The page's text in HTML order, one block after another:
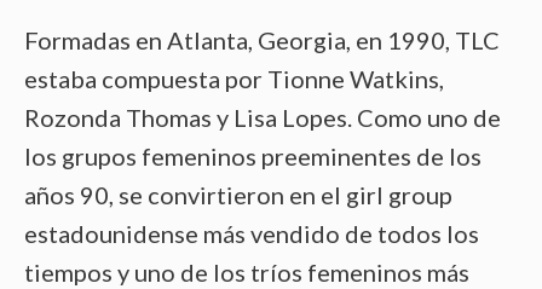
Formadas en Atlanta, Georgia, en 1990, TLC
estaba compuesta por Tionne Watkins,
Rozonda Thomas y Lisa Lopes. Como uno de
los grupos femeninos preeminentes de los
años 90, se convirtieron en el girl group
estadounidense más vendido de todos los
tiempos y uno de los tríos femeninos más